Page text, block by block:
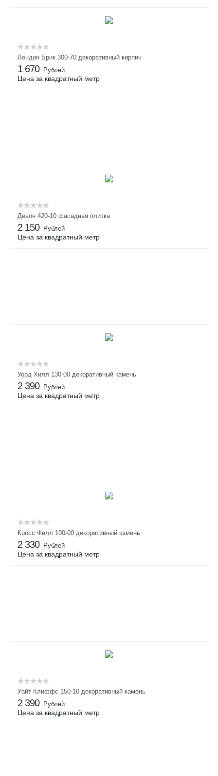
Лондон Брик 300-70 декоративный кирпич
1 670 Рублей
Цена за квадратный метр
Девон 420-10 фасадная плитка
2 150 Рублей
Цена за квадратный метр
Уорд Хилл 130-00 декоративный камень
2 390 Рублей
Цена за квадратный метр
Кросс Фелл 100-00 декоративный камень
2 330 Рублей
Цена за квадратный метр
Уайт Клиффс 150-10 декоративный камень
2 390 Рублей
Цена за квадратный метр